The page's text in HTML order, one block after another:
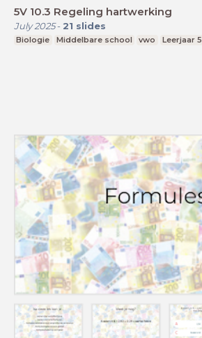
5V 10.3 Regeling hartwerking
July 2025- 21 slides
Biologie Middelbare school vwo Leerjaar 5